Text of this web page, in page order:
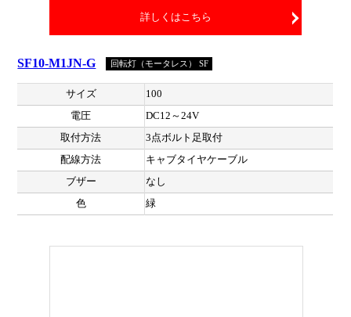
詳しくはこちら
SF10-M1JN-G 回転灯（モータレス） SF
サイズ
100
電圧
DC12～24V
取付方法
3点ボルト足取付
配線方法
キャブタイヤケーブル
ブザー
なし
色
緑